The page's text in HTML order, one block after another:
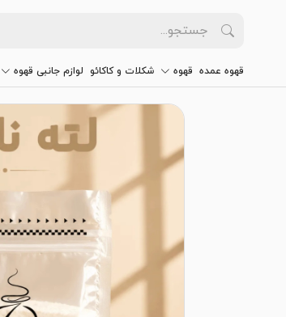
قهوه عمده قهوه شکلات و کاکائو لوازم جانبی قهوه